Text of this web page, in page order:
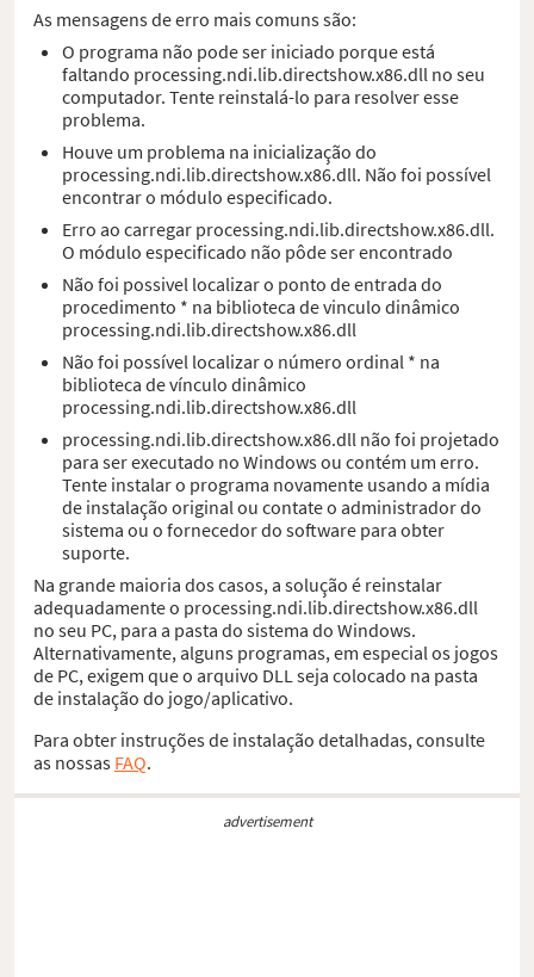
As mensagens de erro mais comuns são:
O programa não pode ser iniciado porque está
faltando processing.ndi.lib.directshow.x86.dll no seu
computador. Tente reinstalá-lo para resolver esse
problema.
Houve um problema na inicialização do
processing.ndi.lib.directshow.x86.dll. Não foi possível
encontrar o módulo especificado.
Erro ao carregar processing.ndi.lib.directshow.x86.dll.
O módulo especificado não pôde ser encontrado
Não foi possivel localizar o ponto de entrada do
procedimento * na biblioteca de vinculo dinâmico
processing.ndi.lib.directshow.x86.dll
Não foi possível localizar o número ordinal * na
biblioteca de vínculo dinâmico
processing.ndi.lib.directshow.x86.dll
processing.ndi.lib.directshow.x86.dll não foi projetado
para ser executado no Windows ou contém um erro.
Tente instalar o programa novamente usando a mídia
de instalação original ou contate o administrador do
sistema ou o fornecedor do software para obter
suporte.
Na grande maioria dos casos, a solução é reinstalar
adequadamente o processing.ndi.lib.directshow.x86.dll
no seu PC, para a pasta do sistema do Windows.
Alternativamente, alguns programas, em especial os jogos
de PC, exigem que o arquivo DLL seja colocado na pasta
de instalação do jogo/aplicativo.
Para obter instruções de instalação detalhadas, consulte
as nossas FAQ.
advertisement